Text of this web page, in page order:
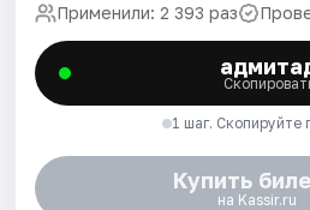
Применили: 2 393 раз
1 шаг. Скопируйте
Купить
на Kassir.ru